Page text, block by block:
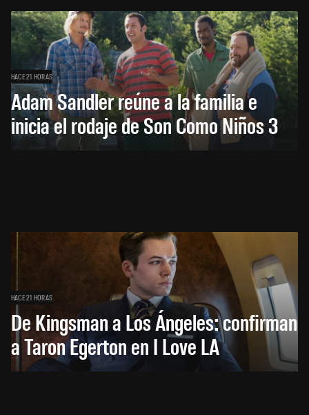
HACE 21 HORAS
Adam Sandler reúne a la familia e
inicia el rodaje de Son Como Niños 3
HACE 21 HORAS
De Kingsman a Los Ángeles: confirman
a Taron Egerton en I Love LA